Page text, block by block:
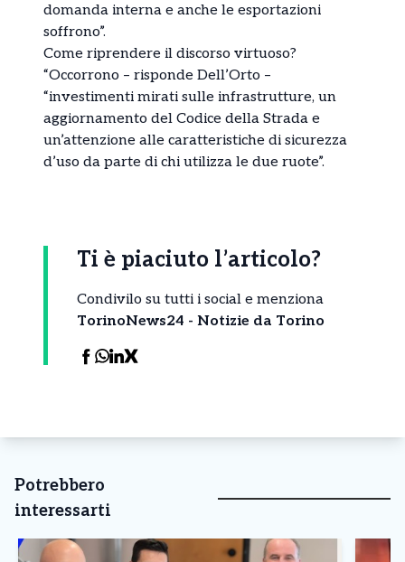
domanda interna e anche le esportazioni
soffrono”.
Come riprendere il discorso virtuoso?
“Occorrono – risponde Dell’Orto –
“investimenti mirati sulle infrastrutture, un
aggiornamento del Codice della Strada e
un’attenzione alle caratteristiche di sicurezza
d’uso da parte di chi utilizza le due ruote”.
Ti è piaciuto l’articolo?
Condivilo su tutti i social e menziona
TorinoNews24 - Notizie da Torino
Potrebbero
interessarti